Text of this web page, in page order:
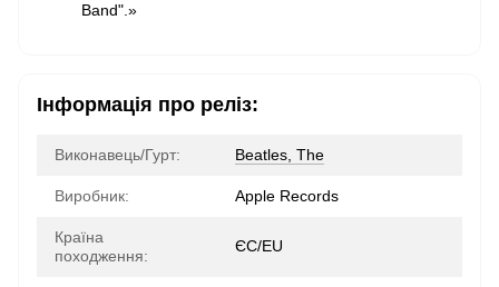
Band".»
Інформація про реліз:
Виконавець/Гурт: Beatles, The
Виробник: Apple Records
Країна
походження:
ЄС/EU